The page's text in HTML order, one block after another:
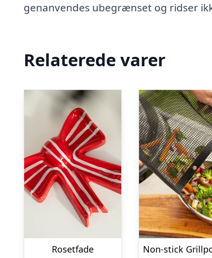
genanvendes ubegrænset og ridser
Relaterede varer
Rosetfade